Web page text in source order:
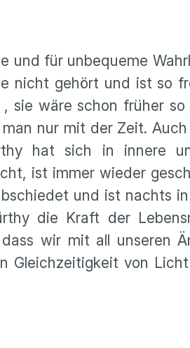
und für unbequeme
nicht gehört und ist so
sie wäre schon früher
nur mit der Zeit.
hat sich in innere
ist immer wieder
und ist nachts
die Kraft der
wir mit all unseren
Gleichzeitigkeit von